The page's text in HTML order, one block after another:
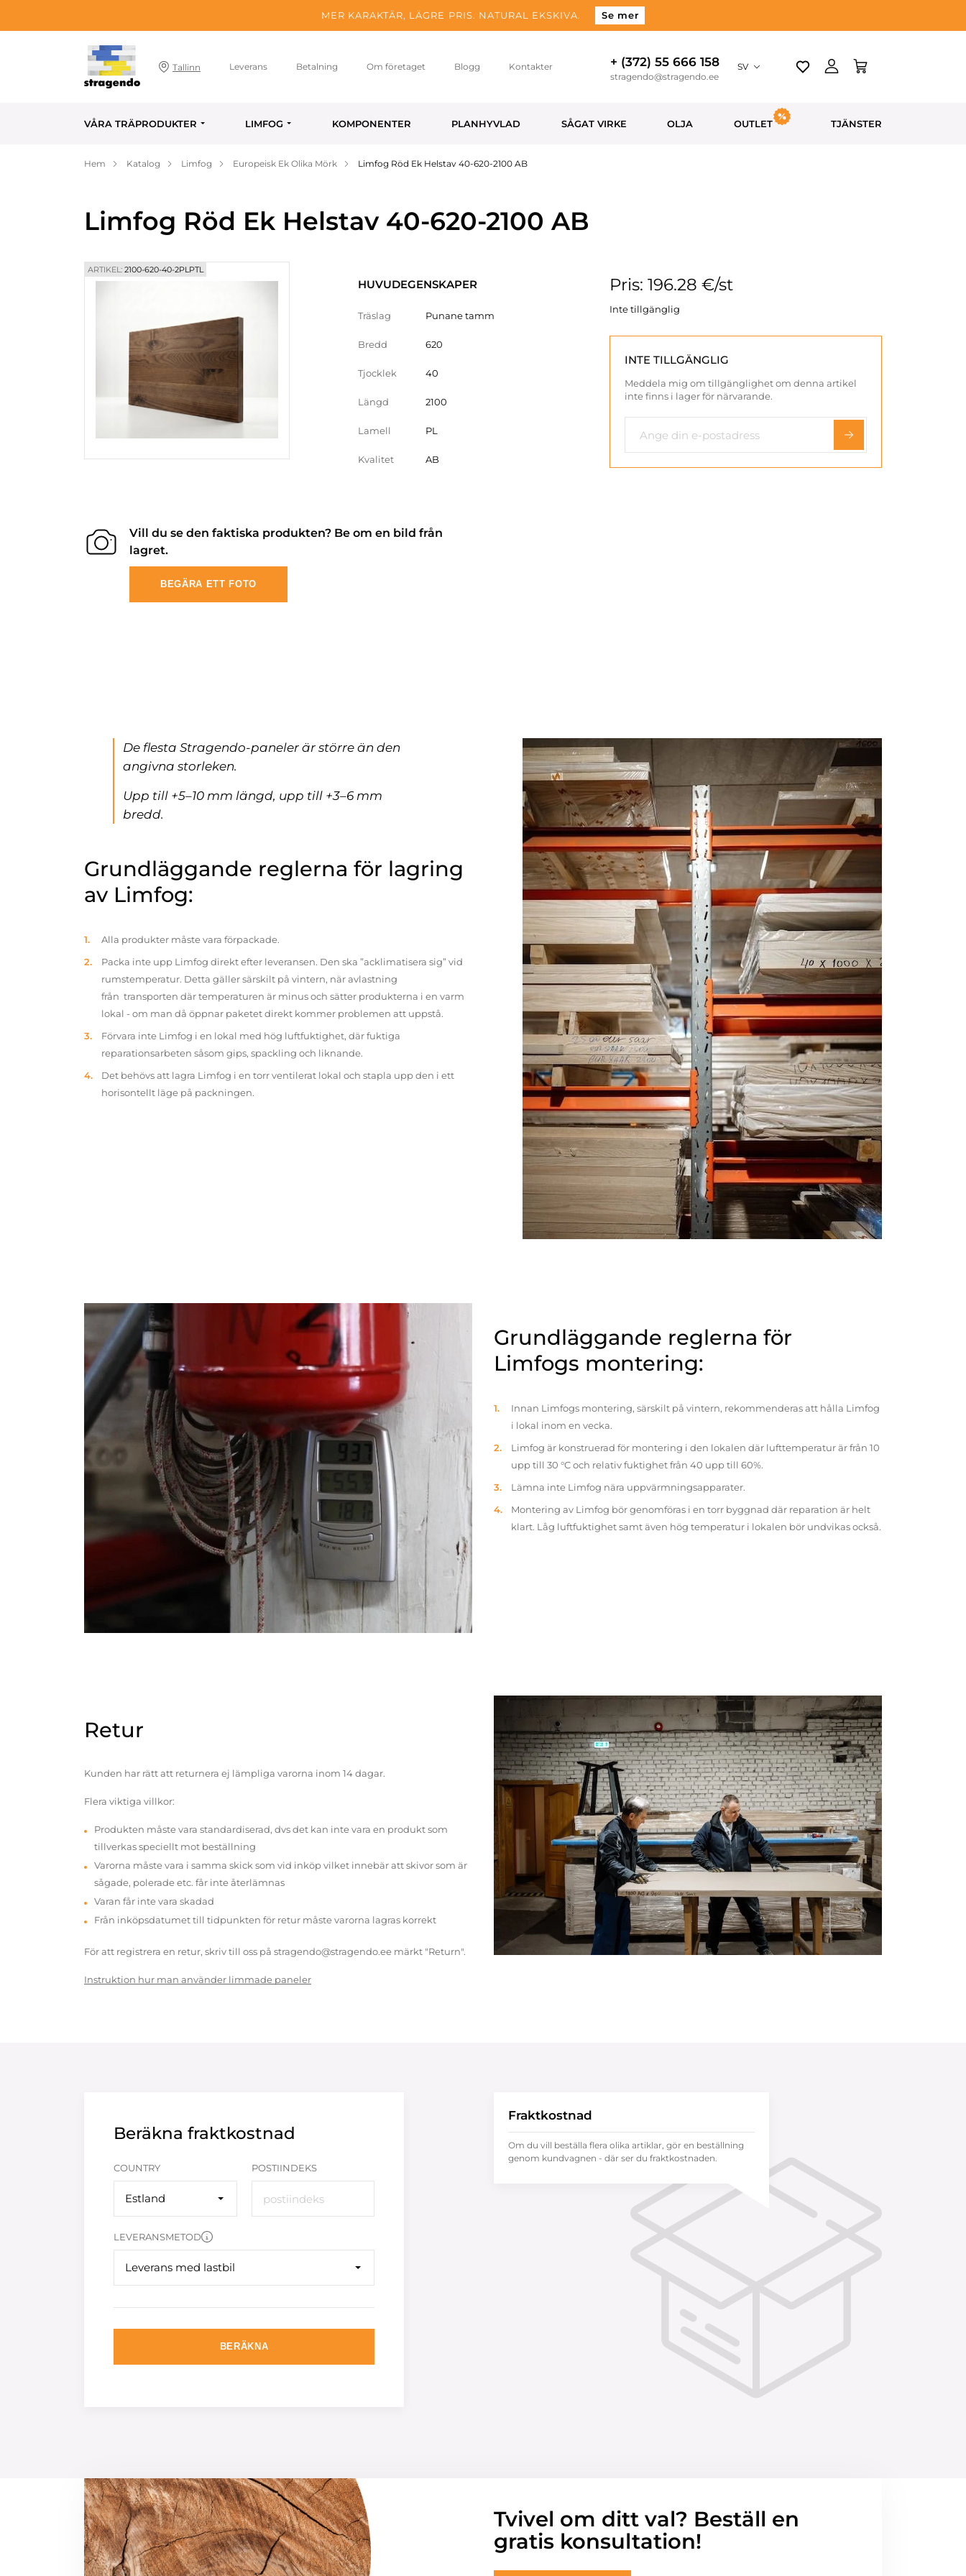
MER KARAKTÄR, LÄGRE PRIS. NATURAL EKSKIVA. Se mer
Tallinn Leverans Betalning Om företaget Blogg Kontakter + (372) 55 666 158
stragendo@stragendo.ee
SV
VÅRA TRÄPRODUKTER LIMFOG KOMPONENTER PLANHYVLAD SÅGAT VIRKE OLJA OUTLET TJÄNSTER
Hem Katalog Limfog Europeisk Ek Olika Mörk Limfog Röd Ek Helstav 40-620-2100 AB
Limfog Röd Ek Helstav 40-620-2100 AB
ARTIKEL: 2100-620-40-2PLPTL
HUVUDEGENSKAPER
Träslag Punane tamm
Bredd 620
Tjocklek 40
Längd 2100
Lamell PL
Kvalitet AB
Pris: 196.28 €/st
Inte tillgänglig
INTE TILLGÄNGLIG
Meddela mig om tillgänglighet om denna artikel
inte finns i lager för närvarande.
Vill du se den faktiska produkten? Be om en bild från
lagret.
BEGÄRA ETT FOTO
De flesta Stragendo-paneler är större än den
angivna storleken.
Upp till +5–10 mm längd, upp till +3–6 mm
bredd.
Grundläggande reglerna för lagring
av Limfog:
Alla produkter måste vara förpackade.
Packa inte upp Limfog direkt efter leveransen. Den ska ”acklimatisera sig” vid
rumstemperatur. Detta gäller särskilt på vintern, när avlastning
från transporten där temperaturen är minus och sätter produkterna i en varm
lokal - om man då öppnar paketet direkt kommer problemen att uppstå.
Förvara inte Limfog i en lokal med hög luftfuktighet, där fuktiga
reparationsarbeten såsom gips, spackling och liknande.
Det behövs att lagra Limfog i en torr ventilerat lokal och stapla upp den i ett
horisontellt läge på packningen.
Grundläggande reglerna för
Limfogs montering:
Innan Limfogs montering, särskilt på vintern, rekommenderas att hålla Limfog
i lokal inom en vecka.
Limfog är konstruerad för montering i den lokalen där lufttemperatur är från 10
upp till 30 °C och relativ fuktighet från 40 upp till 60%.
Lämna inte Limfog nära uppvärmningsapparater.
Montering av Limfog bör genomföras i en torr byggnad där reparation är helt
klart. Låg luftfuktighet samt även hög temperatur i lokalen bör undvikas också.
Retur
Kunden har rätt att returnera ej lämpliga varorna inom 14 dagar.
Flera viktiga villkor:
Produkten måste vara standardiserad, dvs det kan inte vara en produkt som
tillverkas speciellt mot beställning
Varorna måste vara i samma skick som vid inköp vilket innebär att skivor som är
sågade, polerade etc. får inte återlämnas
Varan får inte vara skadad
Från inköpsdatumet till tidpunkten för retur måste varorna lagras korrekt
För att registrera en retur, skriv till oss på stragendo@stragendo.ee märkt "Return".
Instruktion hur man använder limmade paneler
Beräkna fraktkostnad
COUNTRY
Estland
POSTIINDEKS
LEVERANSMETOD
Leverans med lastbil
BERÄKNA
Fraktkostnad
Om du vill beställa flera olika artiklar, gör en beställning
genom kundvagnen - där ser du fraktkostnaden.
Tvivel om ditt val? Beställ en
gratis konsultation!